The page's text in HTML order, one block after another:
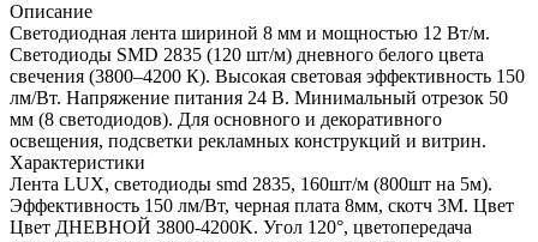
Описание
Светодиодная лента шириной 8 мм и мощностью 12 Вт/м.
Светодиоды SMD 2835 (120 шт/м) дневного белого цвета
свечения (3800–4200 К). Высокая световая эффективность 150
лм/Вт. Напряжение питания 24 В. Минимальный отрезок 50
мм (8 светодиодов). Для основного и декоративного
освещения, подсветки рекламных конструкций и витрин.
Характеристики
Лента LUX, светодиоды smd 2835, 160шт/м (800шт на 5м).
Эффективность 150 лм/Вт, черная плата 8мм, скотч 3М. Цвет
Цвет ДНЕВНОЙ 3800-4200K. Угол 120°, цветопередача